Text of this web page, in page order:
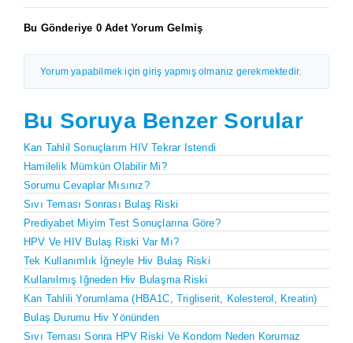
Bu Gönderiye 0 Adet Yorum Gelmiş
Yorum yapabilmek için giriş yapmış olmanız gerekmektedir.
Bu Soruya Benzer Sorular
Kan Tahlil Sonuçlarım HIV Tekrar Istendi
Hamilelik Mümkün Olabilir Mi?
Sorumu Cevaplar Mısınız?
Sıvı Teması Sonrası Bulaş Riski
Prediyabet Miyim Test Sonuçlarına Göre?
HPV Ve HIV Bulaş Riski Var Mı?
Tek Kullanımlık İğneyle Hiv Bulaş Riski
Kullanılmış Iğneden Hiv Bulaşma Riski
Kan Tahlili Yorumlama (HBA1C, Trigliserit, Kolesterol, Kreatin)
Bulaş Durumu Hiv Yönünden
Sıvı Teması Sonra HPV Riski Ve Kondom Neden Korumaz